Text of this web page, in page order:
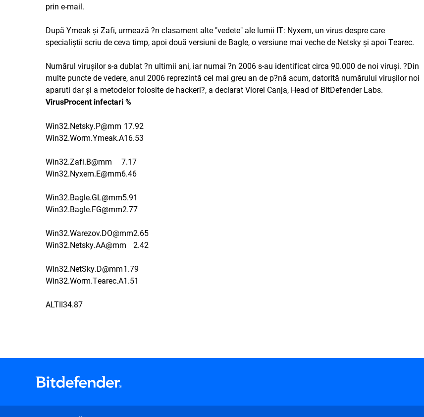
prin e-mail.
După Ymeak şi Zafi, urmează ?n clasament alte "vedete" ale lumii IT: Nyxem, un virus despre care
specialiştii scriu de ceva timp, apoi două versiuni de Bagle, o versiune mai veche de Netsky şi apoi Tearec.
Numărul viruşilor s-a dublat ?n ultimii ani, iar numai ?n 2006 s-au identificat circa 90.000 de noi viruşi. ?Din
multe puncte de vedere, anul 2006 reprezintă cel mai greu an de p?nă acum, datorită numărului viruşilor noi
aparuti dar şi a metodelor folosite de hackeri?, a declarat Viorel Canja, Head of BitDefender Labs.
VirusProcent infectari %
Win32.Netsky.P@mm 17.92
Win32.Worm.Ymeak.A16.53
Win32.Zafi.B@mm
7.17
Win32.Nyxem.E@mm6.46
Win32.Bagle.GL@mm5.91
Win32.Bagle.FG@mm2.77
Win32.Warezov.DO@mm2.65
Win32.Netsky.AA@mm
2.42
Win32.NetSky.D@mm1.79
Win32.Worm.Tearec.A1.51
ALTII34.87